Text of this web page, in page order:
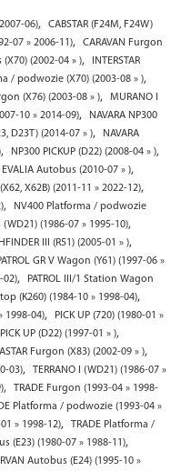
06),
CABSTAR (F24M, F24W)
07 » 2006-11),
CARAVAN Furgon
(X70) (2002-04 » ),
INTERSTAR
/ podwozie (X70) (2003-08 » ),
(X76) (2003-08 » ),
MURANO I
10 » 2014-09),
NAVARA NP300
D23T) (2014-07 » ),
NAVARA
, NP300 PICKUP (D22) (2008-04 » ),
Autobus (2010-07 » ),
X62B) (2011-11 » 2022-12),
,
NV400 Platforma / podwozie
I (WD21) (1986-07 » 1995-10),
III (R51) (2005-01 » ),
GR V Wagon (Y61) (1997-06 »
02),
PATROL III/1 Station Wagon
(K260) (1984-10 » 1998-04),
1998-04),
PICK UP (720) (1980-01 »
PICK UP (D22) (1997-01 » ),
Furgon (X83) (2002-09 » ),
03),
TERRANO I (WD21) (1986-07 »
,
TRADE Furgon (1993-04 » 1998-
Platforma / podwozie (1993-04 »
» 1998-12),
TRADE Platforma /
(E23) (1980-07 » 1988-11),
Autobus (E24) (1995-10 »